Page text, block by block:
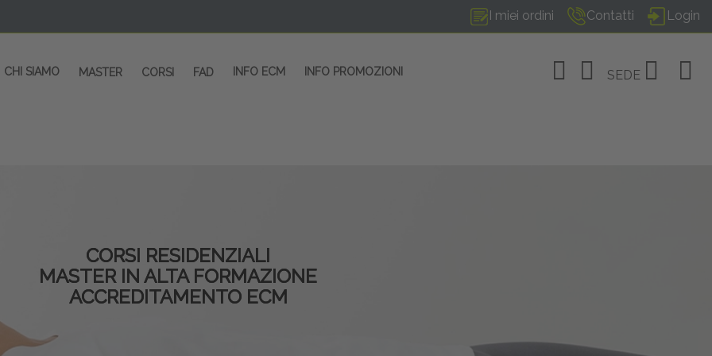
I miei ordini Contatti Login
CHI SIAMO MASTER CORSI FAD INFO ECM INFO PROMOZIONI SEDE
CORSI RESIDENZIALI
MASTER IN ALTA FORMAZIONE
ACCREDITAMENTO ECM